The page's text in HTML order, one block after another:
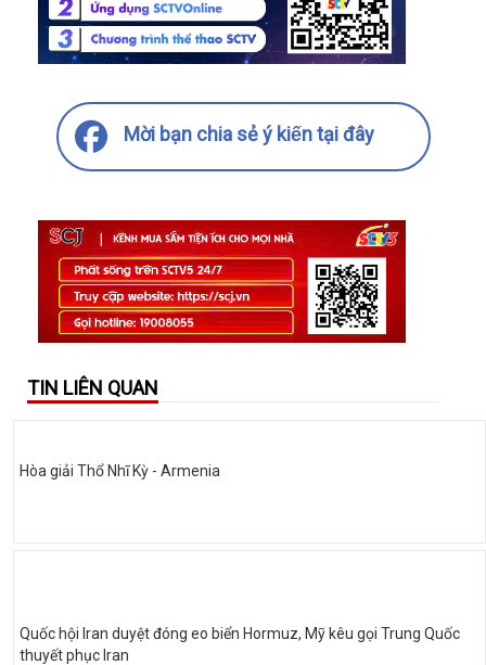
Mời bạn chia sẻ ý kiến tại đây
TIN LIÊN QUAN
Hòa giải Thổ Nhĩ Kỳ - Armenia
Quốc hội Iran duyệt đóng eo biển Hormuz, Mỹ kêu gọi Trung Quốc
thuyết phục Iran